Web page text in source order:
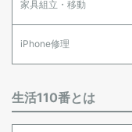
家具組立・移動
iPhone修理
生活110番とは